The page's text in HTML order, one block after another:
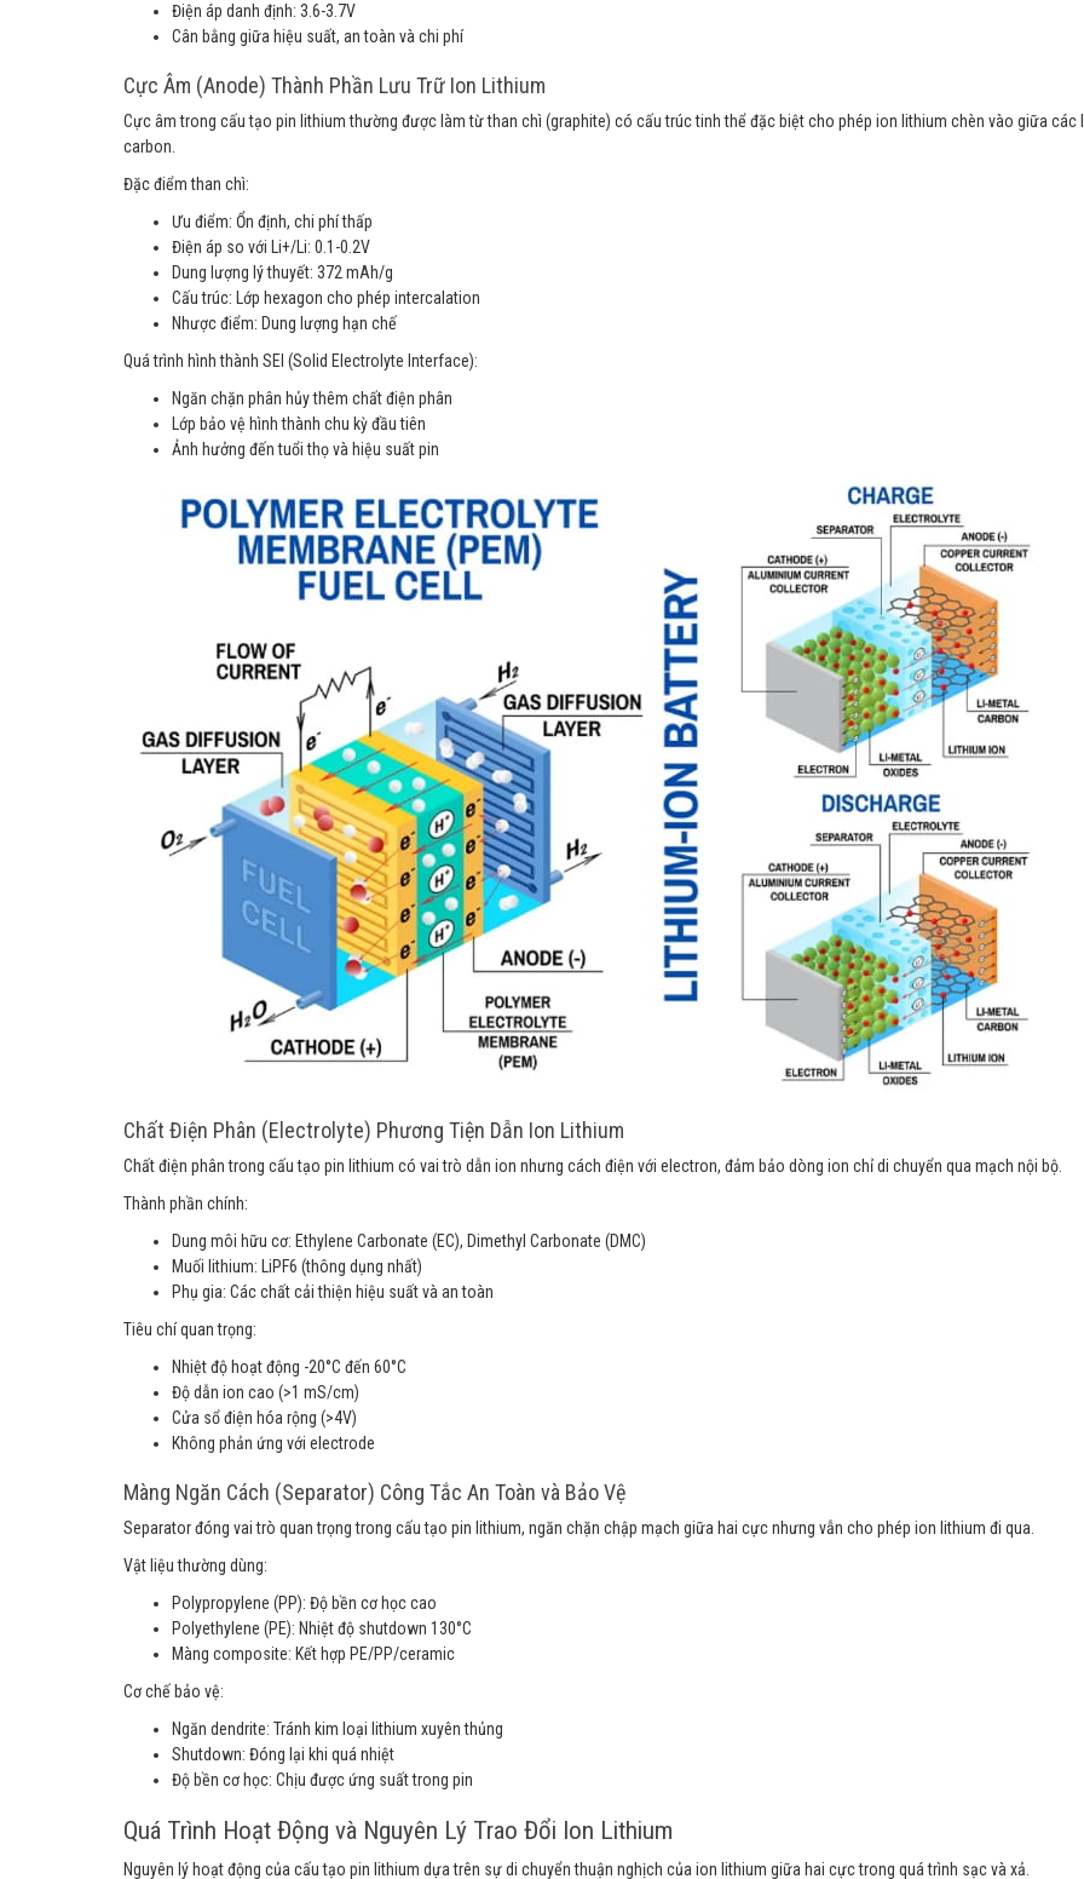
Điện áp danh định: 3.6-3.7V
Cân bằng giữa hiệu suất, an toàn và chi phí
Cực Âm (Anode) Thành Phần Lưu Trữ Ion Lithium
Cực âm trong cấu tạo pin lithium thường được làm từ than chì (graphite) có cấu trúc tinh thể đặc biệt cho phép ion lithium chèn vào giữa các
carbon.
Đặc điểm than chì:
Ưu điểm: Ổn định, chi phí thấp
Điện áp so với Li+/Li: 0.1-0.2V
Dung lượng lý thuyết: 372 mAh/g
Cấu trúc: Lớp hexagon cho phép intercalation
Nhược điểm: Dung lượng hạn chế
Quá trình hình thành SEI (Solid Electrolyte Interface):
Ngăn chặn phân hủy thêm chất điện phân
Lớp bảo vệ hình thành chu kỳ đầu tiên
Ảnh hưởng đến tuổi thọ và hiệu suất pin
Chất Điện Phân (Electrolyte) Phương Tiện Dẫn Ion Lithium
Chất điện phân trong cấu tạo pin lithium có vai trò dẫn ion nhưng cách điện với electron, đảm bảo dòng ion chỉ di chuyển qua mạch nội bộ.
Thành phần chính:
Dung môi hữu cơ: Ethylene Carbonate (EC), Dimethyl Carbonate (DMC)
Muối lithium: LiPF6 (thông dụng nhất)
Phụ gia: Các chất cải thiện hiệu suất và an toàn
Tiêu chí quan trọng:
Nhiệt độ hoạt động -20°C đến 60°C
Độ dẫn ion cao (>1 mS/cm)
Cửa sổ điện hóa rộng (>4V)
Không phản ứng với electrode
Màng Ngăn Cách (Separator) Công Tắc An Toàn và Bảo Vệ
Separator đóng vai trò quan trọng trong cấu tạo pin lithium, ngăn chặn chập mạch giữa hai cực nhưng vẫn cho phép ion lithium đi qua.
Vật liệu thường dùng:
Polypropylene (PP): Độ bền cơ học cao
Polyethylene (PE): Nhiệt độ shutdown 130°C
Màng composite: Kết hợp PE/PP/ceramic
Cơ chế bảo vệ:
Ngăn dendrite: Tránh kim loại lithium xuyên thủng
Shutdown: Đóng lại khi quá nhiệt
Độ bền cơ học: Chịu được ứng suất trong pin
Quá Trình Hoạt Động và Nguyên Lý Trao Đổi Ion Lithium
Nguyên lý hoạt động của cấu tạo pin lithium dựa trên sự di chuyển thuận nghịch của ion lithium giữa hai cực trong quá trình sạc và xả.